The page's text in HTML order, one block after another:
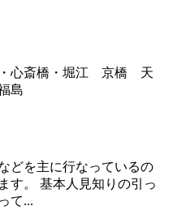
心斎橋・堀江 京橋 天
島
どを主に行なっているの
す。 基本人見知りの引っ
て...